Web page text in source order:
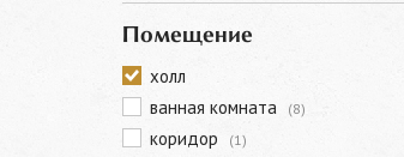
Помещение
холл
ванная комната
(8)
коридор (1)